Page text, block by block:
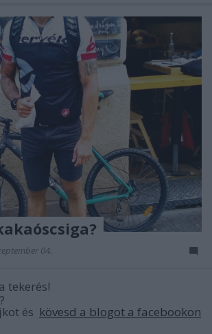
04.
tekerés!
és kövesd a blogot a facebookon